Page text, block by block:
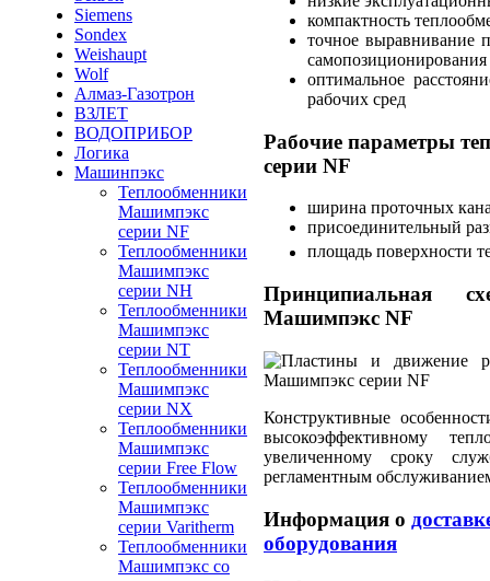
Siemens
Sondex
Weishaupt
Wolf
Алмаз-Газотрон
ВЗЛЕТ
ВОДОПРИБОР
Логика
Машинпэкс
Теплообменники
Машимпэкс
серии NF
Теплообменники
Машимпэкс
серии NH
Теплообменники
Машимпэкс
серии NT
Теплообменники
Машимпэкс
серии NX
Теплообменники
Машимпэкс
серии Free Flow
Теплообменники
Машимпэкс
серии Varitherm
Теплообменники
Машимпэкс со
компактность
точное выравнивание
самопозиционирования
оптимальное
рабочих сред
Рабочие параметры
серии NF
ширина проточных
присоединительный
площадь поверхности
Принципиальная
Машимпэкс NF
Конструктивные
высокоэффективному
увеличенному сроку
регламентным
Информация о
оборудования